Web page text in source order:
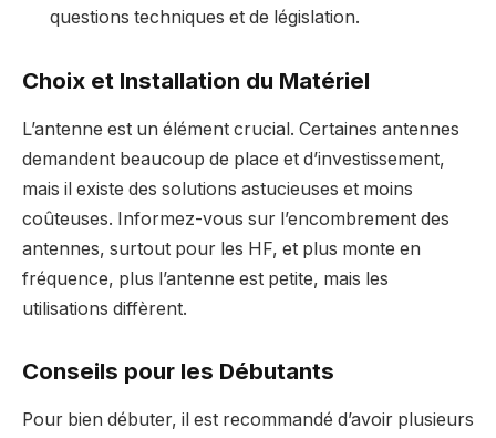
questions techniques et de législation.
Choix et Installation du Matériel
L’antenne est un élément crucial. Certaines antennes
demandent beaucoup de place et d’investissement,
mais il existe des solutions astucieuses et moins
coûteuses. Informez-vous sur l’encombrement des
antennes, surtout pour les HF, et plus monte en
fréquence, plus l’antenne est petite, mais les
utilisations diffèrent.
Conseils pour les Débutants
Pour bien débuter, il est recommandé d’avoir plusieurs